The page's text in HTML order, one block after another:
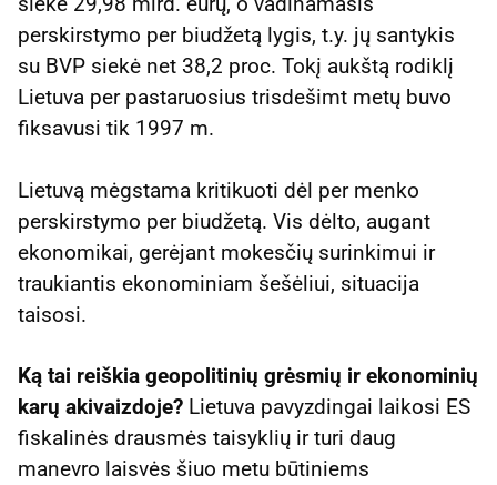
perskirstymo per biudžetą lygis, t.y. jų santykis
su BVP siekė net 38,2 proc. Tokį aukštą rodiklį
Lietuva per pastaruosius trisdešimt metų buvo
fiksavusi tik 1997 m.
Lietuvą mėgstama kritikuoti dėl per menko
perskirstymo per biudžetą. Vis dėlto, augant
ekonomikai, gerėjant mokesčių surinkimui ir
traukiantis ekonominiam šešėliui, situacija
taisosi.
Ką tai reiškia geopolitinių grėsmių ir ekonominių
karų akivaizdoje? Lietuva pavyzdingai laikosi ES
fiskalinės drausmės taisyklių ir turi daug
manevro laisvės šiuo metu būtiniems